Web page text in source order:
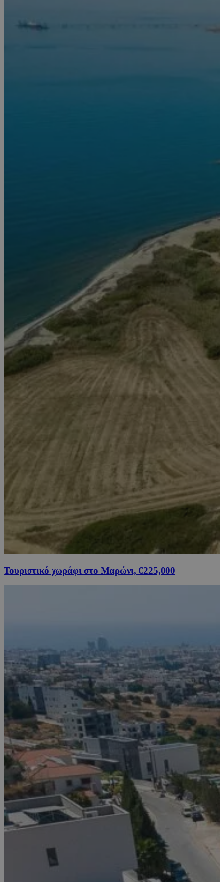
Τουριστικό χωράφι στο Μαρώνι, €225,000